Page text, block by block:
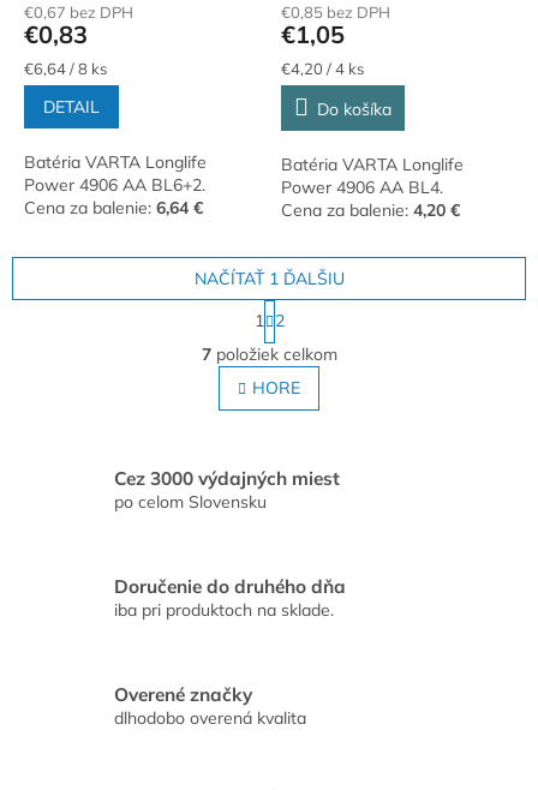
€0,67 bez DPH
€0,83
Jednotková
cena:
€6,64 / 8 ks
DETAIL
Batéria VARTA Longlife
Power 4906 AA BL6+2.
Cena za balenie: 6,64 €
€0,85 bez DPH
€1,05
Jednotková
cena:
€4,20 / 4 ks
Do košíka
Batéria VARTA Longlife
Power 4906 AA BL4.
Cena za balenie: 4,20 €
O
v
l
á
c
v
k
i
NAČÍTAŤ 1 ĎALŠIU
S
t
r
á
n
k
a
n
1 2
7položiek celkom
HORE
Cez 3000 výdajných miest
po celom Slovensku
Doručenie do druhého dňa
iba pri produktoch na sklade.
Overené značky
dlhodobo overená kvalita